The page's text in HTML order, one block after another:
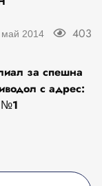
май 2014 403
за спешна
с адрес:
№1